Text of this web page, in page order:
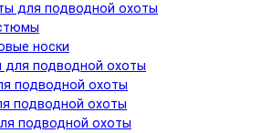
для подводной охоты
носки
для подводной охоты
подводной охоты
подводной охоты
подводной охоты